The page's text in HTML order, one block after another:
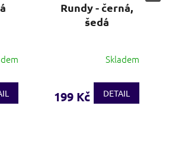
Rundy - černá,
šedá
Skladem
199 Kč DETAIL